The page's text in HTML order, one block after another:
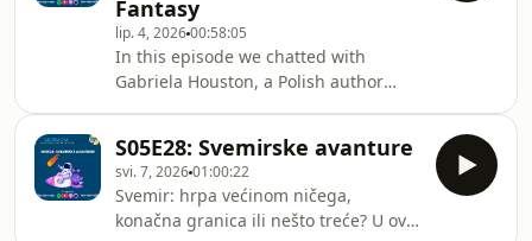
publici čija ste iskustva
poslušali:Franka Blažić, fantasy roman
za odrasle “Sjena jantarnog mora”,
dječja fantastika “Kora i začarani
izvor”Jelena Dunato, dark fantasy
knjige “
Fantasy
lip. 4, 202600:58:05
In this episode we chatted with
Gabriela Houston, a Polish author
little bit of comparisons between
Polish and Croatian folklore (their
strzyga vs our štriga), the publishing
industry, and more. Big thanks to
S05E28: Svemirske avanture
svi. 7, 202601:00:22
Svemir: hrpa većinom ničega,
konačna granica ili nešto treće? U ovoj